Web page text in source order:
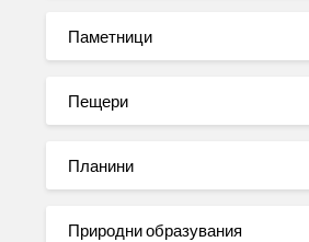
Паметници
Пещери
Планини
Природни образувания